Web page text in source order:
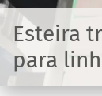
Esteira
para